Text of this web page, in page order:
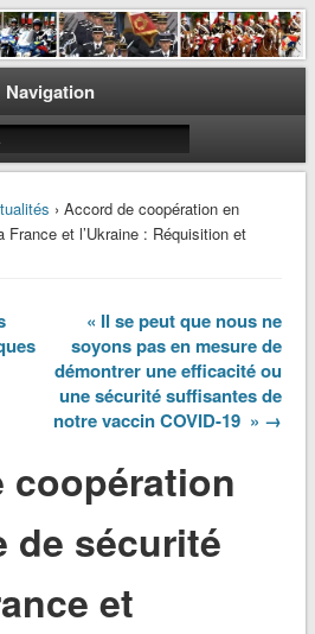
Navigation
› Accord de coopération en
et l’Ukraine : Réquisition et
« Il se peut que nous ne
soyons pas en mesure de
démontrer une efficacité ou
une sécurité suffisantes de
notre vaccin COVID-19 » →
coopération
de sécurité
et